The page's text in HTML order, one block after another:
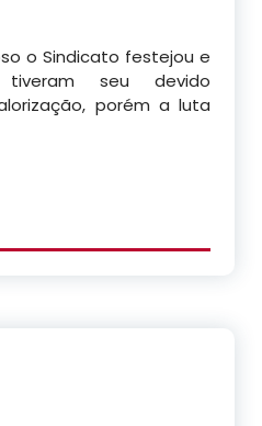
o Sindicato festejou e
seu devido
porém a luta